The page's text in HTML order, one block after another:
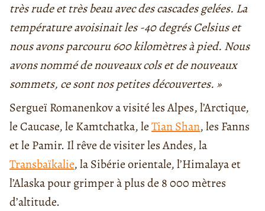
très rude et très beau avec des cascades gelées. La
température avoisinait les -40 degrés Celsius et
nous avons parcouru 600 kilomètres à pied. Nous
avons nommé de nouveaux cols et de nouveaux
sommets, ce sont nos petites découvertes. »
Sergueï Romanenkov a visité les Alpes, l’Arctique,
le Caucase, le Kamtchatka, leTian Shan, les Fanns
et le Pamir. Il rêve de visiter les Andes, la
Transbaïkalie, la Sibérie orientale, l’Himalaya et
l’Alaska pour grimper à plus de 8 000 mètres
d’altitude.